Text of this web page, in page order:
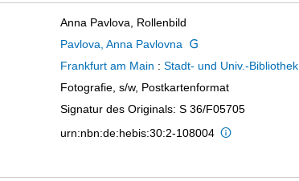
Anna Pavlova, Rollenbild
Pavlova, Anna Pavlovna
Frankfurt am Main : Stadt- und Univ.-Bibliothek
Fotografie, s/w, Postkartenformat
Signatur des Originals: S 36/F05705
urn:nbn:de:hebis:30:2-108004